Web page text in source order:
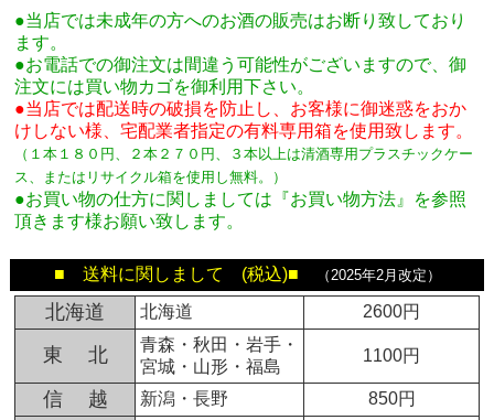
●当店では未成年の方へのお酒の販売はお断り致しており
ます。
●お電話での御注文は間違う可能性がございますので、御
注文には買い物カゴを御利用下さい。
●当店では配送時の破損を防止し、お客様に御迷惑をおか
けしない様、宅配業者指定の有料専用箱を使用致します。
（１本１８０円、２本２７０円、３本以上は清酒専用プラスチックケー
ス、またはリサイクル箱を使用し無料。
）
●お買い物の仕方に関しましては『お買い物方法』を参照
頂きます様お願い致します。
■ 送料に関しまして (税込)■ （2025年2月改定）
北海道 北海道 2600円
東 北
青森・秋田・岩手・
宮城・山形・福島
1100円
信 越 新潟・長野 850円